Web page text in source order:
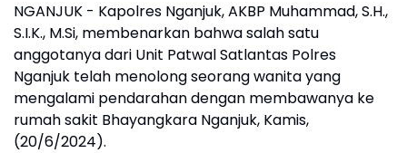
NGANJUK - Kapolres Nganjuk, AKBP Muhammad, S.H.,
S.I.K., M.Si, membenarkan bahwa salah satu
anggotanya dari Unit Patwal Satlantas Polres
Nganjuk telah menolong seorang wanita yang
mengalami pendarahan dengan membawanya ke
rumah sakit Bhayangkara Nganjuk, Kamis,
(20/6/2024).